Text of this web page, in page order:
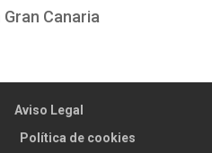
Canaria
Aviso Legal
Política de cookies